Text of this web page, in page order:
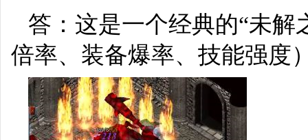
答：这是一个经典的“未解
倍率、装备爆率、技能强度